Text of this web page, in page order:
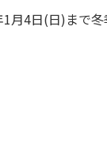
月4日(日)まで